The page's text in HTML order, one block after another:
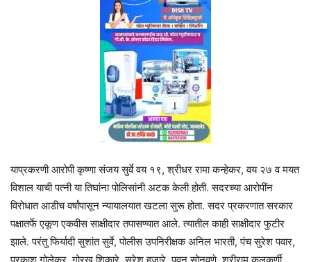
याप्रकरणी आरोपी कृष्णा संजय सुर्वे वय १९, श्रीधर रामा कन्हेकर, वय २७ व मयत
विशाल याची पत्नी या तिघांना पोलिसांनी अटक केली होती. सदरच्या आरोपींन
विरोधात आडीच वर्षांपासून न्यायालयात खटला सुरू होता. सदर प्रकरणात सरकार
पक्षातर्फे एकूण एकवीस साक्षीदार तपासण्यात आले. त्यातील काही साक्षीदार फुटीर
झाले. परंतु फिर्यादी सुशांत सुर्वे, पोलीस उपनिरीक्षक अनिल भारती, पंच सुरेश पवार,